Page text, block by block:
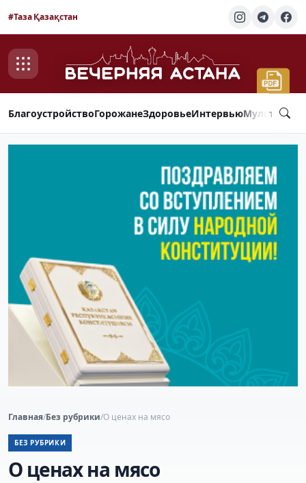
#Таза Қазақстан
БлагоустройствоГорожанеЗдоровьеИнтервью
Главная/Без рубрики/О ценах на мясо
БЕЗ РУБРИКИ
О ценах на мясо